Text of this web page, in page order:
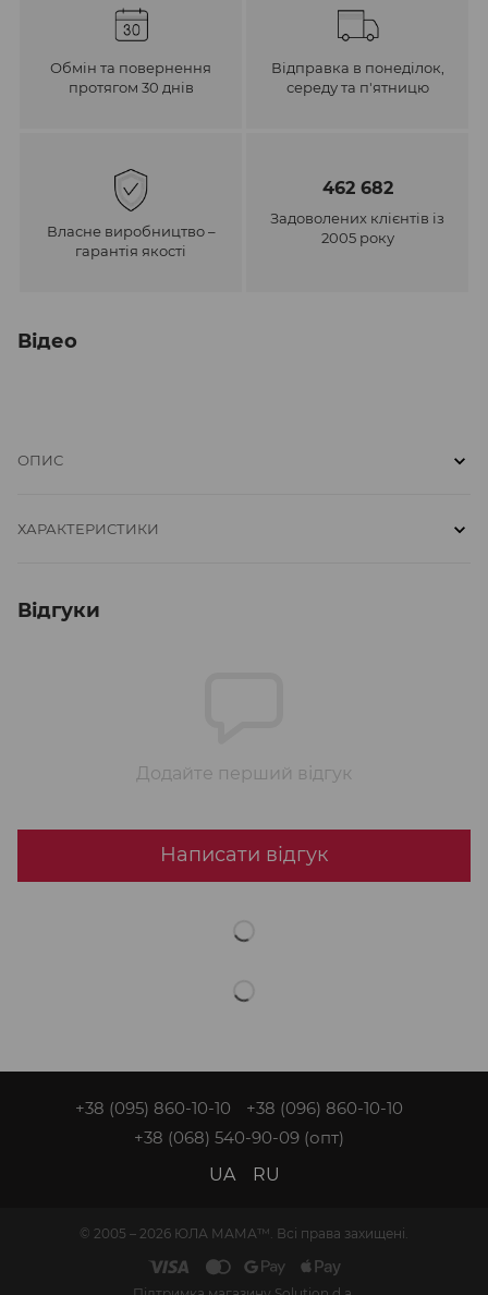
Обмін та повернення
протягом 30 днів
Відправка в понеділок,
середу та п'ятницю
Власне виробництво –
гарантія якості
462 682
Задоволених клієнтів із
2005 року
Відео
ОПИС
ХАРАКТЕРИСТИКИ
Відгуки
Додайте перший відгук
Написати відгук
+38 (095) 860-10-10
+38 (096) 860-10-10
+38 (068) 540-90-09 (опт)
© 2005 – 2026 ЮЛА МАМА™. Всі права захищені.
UA RU